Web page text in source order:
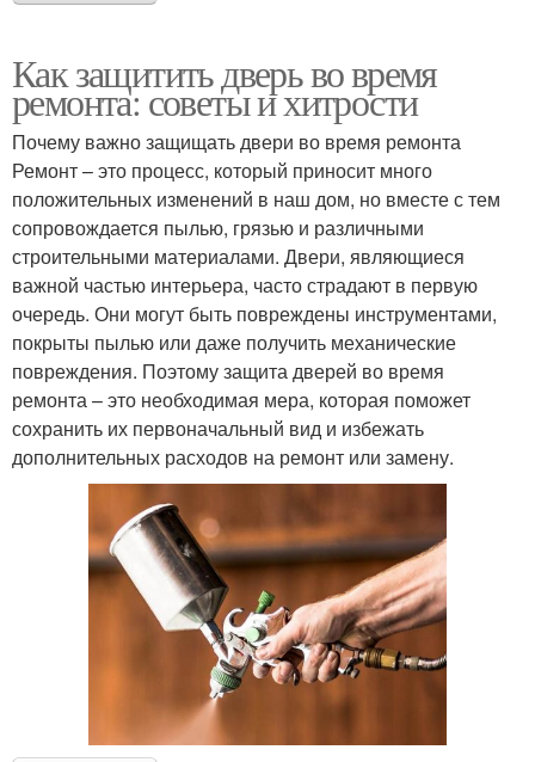
Как защитить дверь во время
ремонта: советы и хитрости
Почему важно защищать двери во время ремонта
Ремонт – это процесс, который приносит много
положительных изменений в наш дом, но вместе с тем
сопровождается пылью, грязью и различными
строительными материалами. Двери, являющиеся
важной частью интерьера, часто страдают в первую
очередь. Они могут быть повреждены инструментами,
покрыты пылью или даже получить механические
повреждения. Поэтому защита дверей во время
ремонта – это необходимая мера, которая поможет
сохранить их первоначальный вид и избежать
дополнительных расходов на ремонт или замену.